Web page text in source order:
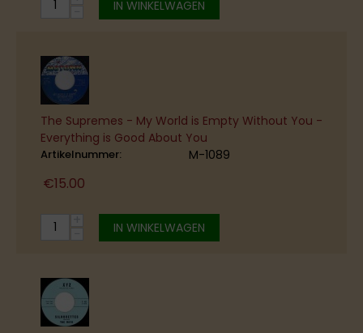
IN WINKELWAGEN
The Supremes - My World is Empty Without You -
Everything is Good About You
Artikelnummer: M-1089
€15.00
+
− IN WINKELWAGEN